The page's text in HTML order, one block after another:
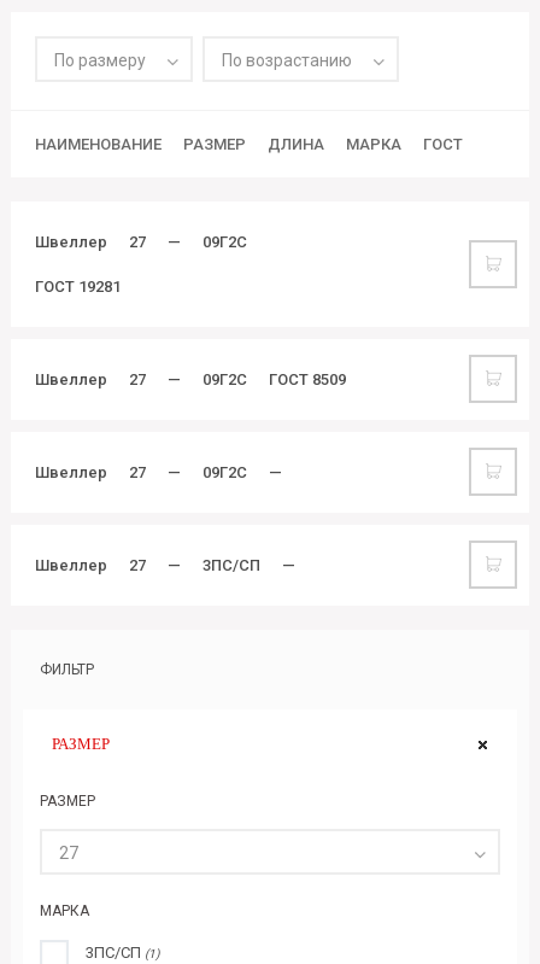
По размеру По возрастанию
НАИМЕНОВАНИЕ РАЗМЕР ДЛИНА МАРКА ГОСТ
Швеллер 27 — 09Г2С
ГОСТ 19281
Швеллер 27 — 09Г2С ГОСТ 8509
Швеллер 27 — 09Г2С —
Швеллер 27 — 3ПС/СП —
ФИЛЬТР
РАЗМЕР
РАЗМЕР
27
МАРКА
3ПС/СП (1)